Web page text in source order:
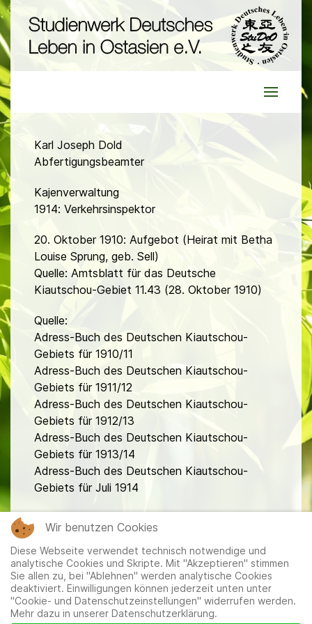
Karl Joseph Dold
Abfertigungsbeamter
Kajenverwaltung
1914: Verkehrsinspektor
20. Oktober 1910: Aufgebot (Heirat mit Betha
Louise Sprung, geb. Sell)
Quelle: Amtsblatt für das Deutsche
Kiautschou-Gebiet 11.43 (28. Oktober 1910)
Quelle:
Adress-Buch des Deutschen Kiautschou-
Gebiets für 1910/11
Adress-Buch des Deutschen Kiautschou-
Gebiets für 1911/12
Adress-Buch des Deutschen Kiautschou-
Gebiets für 1912/13
Adress-Buch des Deutschen Kiautschou-
Gebiets für 1913/14
Adress-Buch des Deutschen Kiautschou-
Gebiets für Juli 1914
Mitglieder|Impressum|Datenschutzerklärung|Cookie-
Wir benutzen Cookies
Diese Webseite verwendet technisch notwendige und
analytische Cookies und Skripte. Mit "Akzeptieren" stimmen
Sie allen zu, bei "Ablehnen" werden analytische Cookies
deaktiviert. Einwilligungen können jederzeit unten unter
"Cookie- und Datenschutzeinstellungen" widerrufen werden.
Mehr dazu in unserer Datenschutzerklärung.